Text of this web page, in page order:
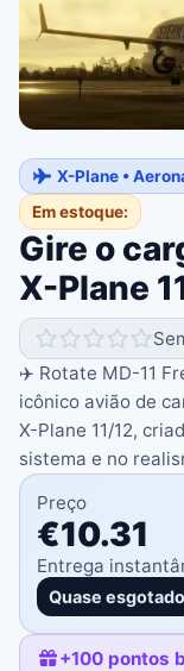
X-Plane •
Em estoque:
Gire o
X-Plane
✈️ Rotate MD-11
icônico avião de
X-Plane 11/12,
sistema e no
Preço
€10.31
Entrega
Quase esgotado
+100 pontos